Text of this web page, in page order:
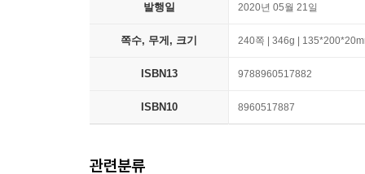
발행일 2020년 05월 21일
쪽수, 무게, 크기 240쪽 | 346g |
ISBN13 9788960517882
ISBN10 8960517887
관련분류